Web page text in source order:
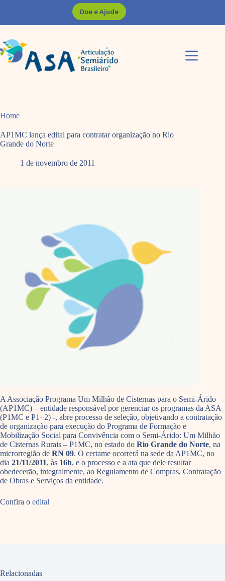
Doe e Ajude
Home
AP1MC lança edital para contratar organização no Rio
Grande do Norte
1 de novembro de 2011
A Associação Programa Um Milhão de Cisternas para o Semi-Árido
(AP1MC) – entidade responsável por gerenciar os programas da ASA
(P1MC e P1+2) -, abre processo de seleção, objetivando a contratação
de organização para execução do Programa de Formação e
Mobilização Social para Convivência com o Semi-Árido: Um Milhão
de Cisternas Rurais – P1MC, no estado do Rio Grande do Norte, na
microrregião de RN 09. O certame ocorrerá na sede da AP1MC, no
dia 21/11/2011, às 16h, e o processo e a ata que dele resultar
obedecerão, integralmente, ao Regulamento de Compras, Contratação
de Obras e Serviços da entidade.
Confira o edital
Relacionadas